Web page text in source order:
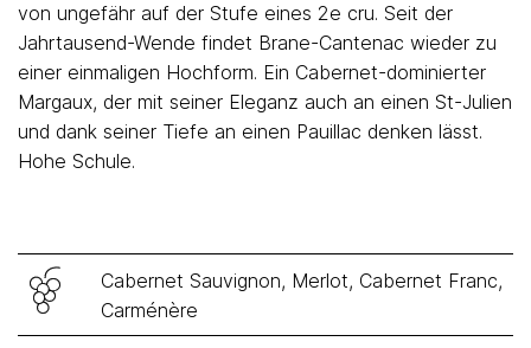
von ungefähr auf der Stufe eines 2e cru. Seit der
Jahrtausend-Wende findet Brane-Cantenac wieder zu
einer einmaligen Hochform. Ein Cabernet-dominierter
Margaux, der mit seiner Eleganz auch an einen St-Julien
und dank seiner Tiefe an einen Pauillac denken lässt.
Hohe Schule.
Cabernet Sauvignon, Merlot, Cabernet Franc,
Carménère